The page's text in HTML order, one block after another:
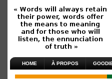
HOME À PROPOS